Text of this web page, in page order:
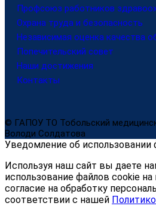
Профсоюз работников
Охрана труда и безопасность
Независимая оценка качества
Попечительский совет
Наши достижения
Контакты
© ГАПОУ ТО Тобольский
Володи Солдатова
Уведомление об использовании
Используя наш сайт вы даете
использование файлов cookie
согласие на обработку
соответствии с нашей